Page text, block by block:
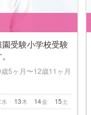
受験小学校受験
5ヶ月〜12歳11ヶ月
水 木
13 金
14 土
15